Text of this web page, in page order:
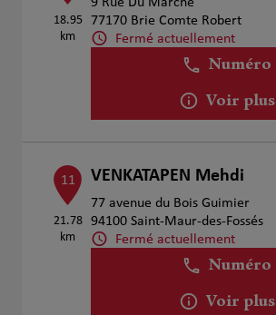
18.95
km
77170 Brie Comte Robert
Fermé actuellement
Numéro
Voir plus
11
21.78
km
VENKATAPEN Mehdi
77 avenue du Bois Guimier
94100 Saint-Maur-des-Fossés
Fermé actuellement
Numéro
Voir plus